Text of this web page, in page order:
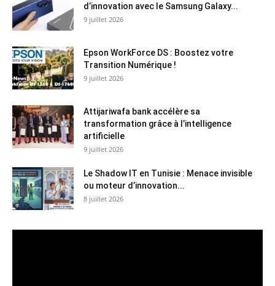
d’innovation avec le Samsung Galaxy...
9 juillet 2026
Epson WorkForce DS : Boostez votre
Transition Numérique !
9 juillet 2026
Attijariwafa bank accélère sa
transformation grâce à l’intelligence
artificielle
9 juillet 2026
Le Shadow IT en Tunisie : Menace invisible
ou moteur d’innovation...
8 juillet 2026